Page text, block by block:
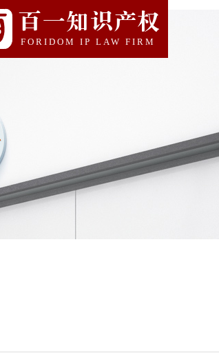
百一知识产权
FORIDOM IP LAW FIRM